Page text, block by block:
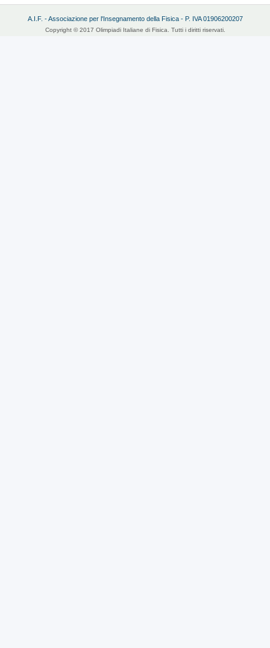
A.I.F. - Associazione per l'Insegnamento della Fisica - P. IVA 01906200207
Copyright © 2017 Olimpiadi Italiane di Fisica. Tutti i diritti riservati.